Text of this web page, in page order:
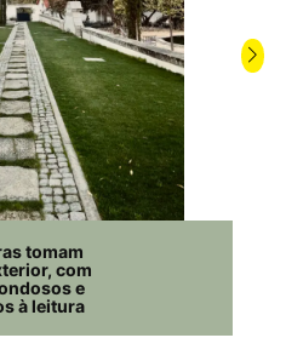
tomam
com
e
à leitura